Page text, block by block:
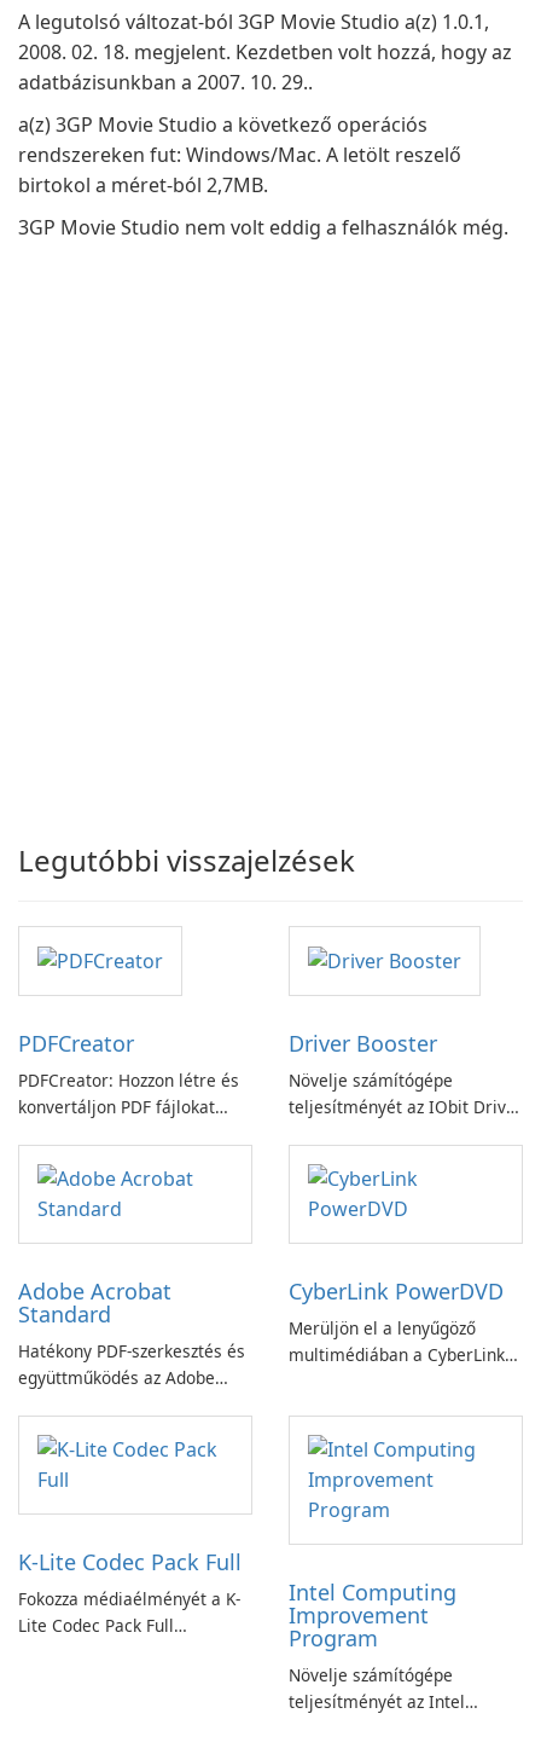
A legutolsó változat-ból 3GP Movie Studio a(z) 1.0.1,
2008. 02. 18. megjelent. Kezdetben volt hozzá, hogy az
adatbázisunkban a 2007. 10. 29..
a(z) 3GP Movie Studio a következő operációs
rendszereken fut: Windows/Mac. A letölt reszelő
birtokol a méret-ból 2,7MB.
3GP Movie Studio nem volt eddig a felhasználók még.
Legutóbbi visszajelzések
PDFCreator
PDFCreator: Hozzon létre és
konvertáljon PDF fájlokat
Driver Booster
Növelje számítógépe
teljesítményét az IObit Driver
Adobe Acrobat
Standard
Hatékony PDF-szerkesztés és
együttműködés az Adobe
alkalmazással.
CyberLink PowerDVD
Merüljön el a lenyűgöző
multimédiában a CyberLink
K-Lite Codec Pack Full
Fokozza médiaélményét a K-
Lite Codec Pack Full
Intel Computing
Improvement
Program
Növelje számítógépe
teljesítményét az Intel